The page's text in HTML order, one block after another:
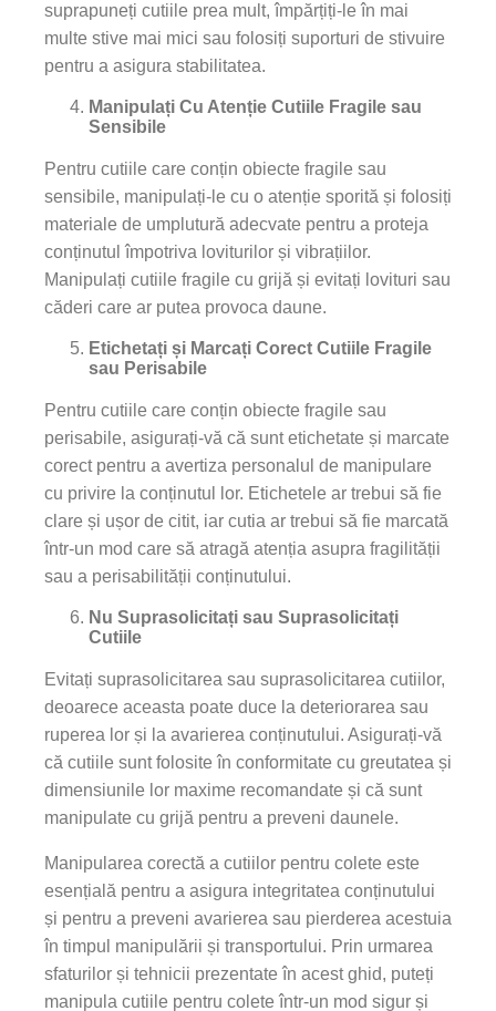
suprapuneți cutiile prea mult, împărțiți-le în mai
multe stive mai mici sau folosiți suporturi de stivuire
pentru a asigura stabilitatea.
Manipulați Cu Atenție Cutiile Fragile sau
Sensibile
Pentru cutiile care conțin obiecte fragile sau
sensibile, manipulați-le cu o atenție sporită și folosiți
materiale de umplutură adecvate pentru a proteja
conținutul împotriva loviturilor și vibrațiilor.
Manipulați cutiile fragile cu grijă și evitați lovituri sau
căderi care ar putea provoca daune.
Etichetați și Marcați Corect Cutiile Fragile
sau Perisabile
Pentru cutiile care conțin obiecte fragile sau
perisabile, asigurați-vă că sunt etichetate și marcate
corect pentru a avertiza personalul de manipulare
cu privire la conținutul lor. Etichetele ar trebui să fie
clare și ușor de citit, iar cutia ar trebui să fie marcată
într-un mod care să atragă atenția asupra fragilității
sau a perisabilității conținutului.
Nu Suprasolicitați sau Suprasolicitați
Cutiile
Evitați suprasolicitarea sau suprasolicitarea cutiilor,
deoarece aceasta poate duce la deteriorarea sau
ruperea lor și la avarierea conținutului. Asigurați-vă
că cutiile sunt folosite în conformitate cu greutatea și
dimensiunile lor maxime recomandate și că sunt
manipulate cu grijă pentru a preveni daunele.
Manipularea corectă a cutiilor pentru colete este
esențială pentru a asigura integritatea conținutului
și pentru a preveni avarierea sau pierderea acestuia
în timpul manipulării și transportului. Prin urmarea
sfaturilor și tehnicii prezentate în acest ghid, puteți
manipula cutiile pentru colete într-un mod sigur și